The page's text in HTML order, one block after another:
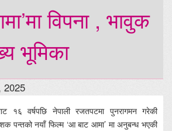
विपना , भावुक
भूमिका
2025
१६ वर्षपछि नेपाली रजतपटमा पुनरागमन गरेकी
पन्तको नयाँ फिल्म ‘आ बाट आमा’ मा अनुबन्ध भएकी